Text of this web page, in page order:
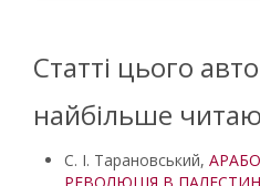
Статті цього
найбільше
С. І. Тарановський,